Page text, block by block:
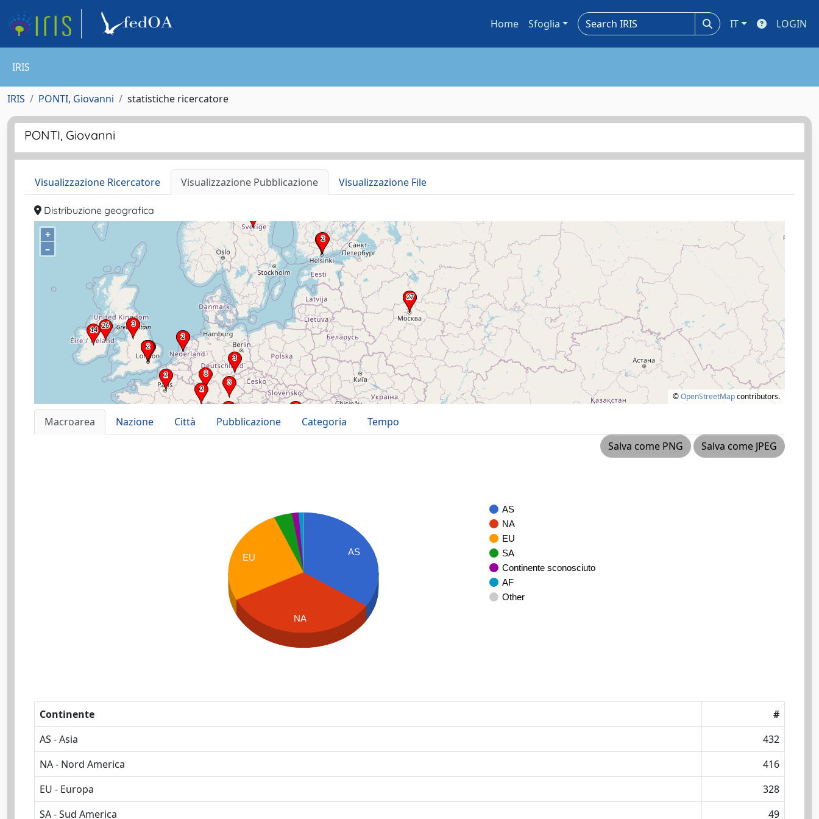
Home Sfoglia IT LOGIN
IRIS
IRIS PONTI, Giovanni statistiche ricercatore
PONTI, Giovanni
Visualizzazione Ricercatore Visualizzazione Pubblicazione Visualizzazione File
Distribuzione geografica
+
–
©OpenStreetMapcontributors.
Macroarea Nazione Città Pubblicazione Categoria
Tempo
Salva come PNG
Salva come JPEG
AS
NA
EU
SA
Continente sconosciuto
AF
Other
AS
EU
NA
Continente
#
AS - Asia
432
NA - Nord America
416
EU - Europa
328
SA - Sud America
49